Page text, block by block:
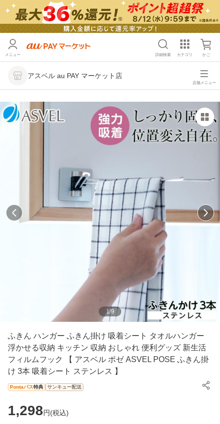
メニュー 詳細検索 カテゴリ かご
アスベル au PAY マーケット店
店舗メニュー
1/9
ふきん ハンガー ふきん掛け 吸着シート タオルハンガー
浮かせる収納 キッチン 収納 おしゃれ 便利グッズ 新生活
フィルムフック 【 アスベル ポゼ ASVEL POSE ふきん掛
け 3本 吸着シート ステンレス 】
Pontaパス特典 サンキュー配送
1,298円(税込)